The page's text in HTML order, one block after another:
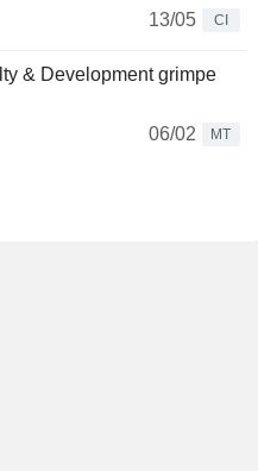
13/05
CI
& Development grimpe
06/02
MT